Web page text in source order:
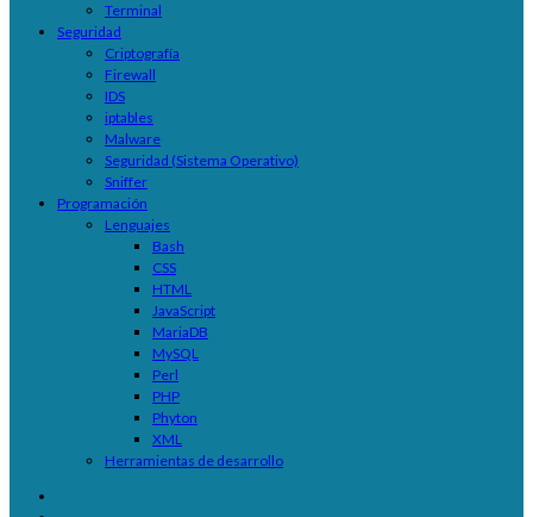
Terminal
Seguridad
Criptografía
Firewall
IDS
iptables
Malware
Seguridad (Sistema Operativo)
Sniffer
Programación
Lenguajes
Bash
CSS
HTML
JavaScript
MariaDB
MySQL
Perl
PHP
Phyton
XML
Herramientas de desarrollo